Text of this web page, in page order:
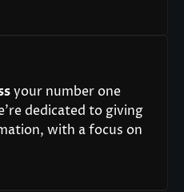
your number one
dedicated to giving
with a focus on